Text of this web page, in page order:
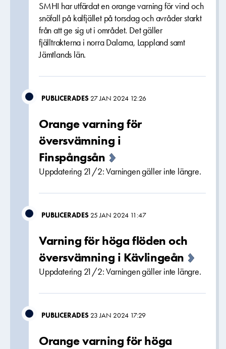
SMHI har utfärdat en orange varning för vind och
snöfall på kalfjället på torsdag och avråder starkt
från att ge sig ut i området. Det gäller
fjälltrakterna i norra Dalarna, Lappland samt
Jämtlands län.
PUBLICERADES 27 JAN 2024 12:26
Orange varning för
översvämning i
Finspångsån
Uppdatering 21/2: Varningen gäller inte längre.
PUBLICERADES 25 JAN 2024 11:47
Varning för höga flöden och
översvämning i Kävlingeån
Uppdatering 21/2: Varningen gäller inte längre.
PUBLICERADES 23 JAN 2024 17:29
Orange varning för höga